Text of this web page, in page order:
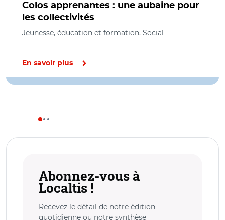
Colos apprenantes : une aubaine pour
les collectivités
Jeunesse, éducation et formation, Social
En savoir plus
Abonnez-vous à
Localtis !
Recevez le détail de notre édition
quotidienne ou notre synthèse